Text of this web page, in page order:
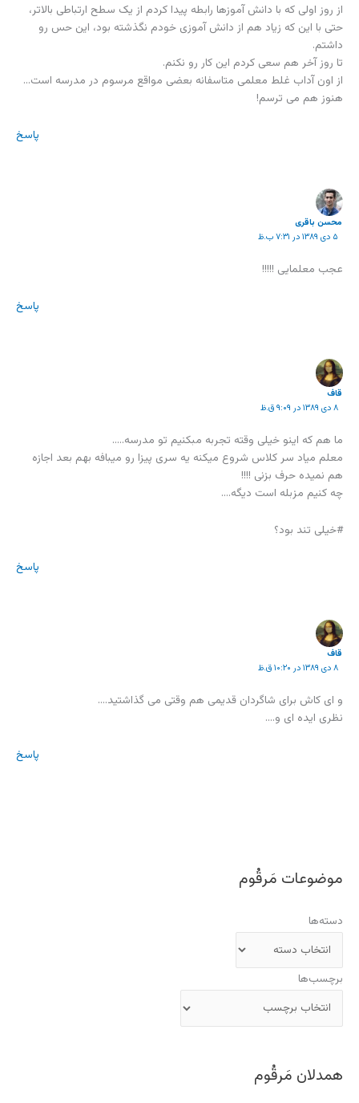
از روز اولی که با دانش آموزها رابطه پیدا کردم از یک سطح ارتباطی بالاتر،
حتی با این که زیاد هم از دانش آموزی خودم نگذشته بود، این حس رو
داشتم.
تا روز آخر هم سعی کردم این کار رو نکنم.
از اون آداب غلط معلمی متاسفانه بعضی مواقع مرسوم در مدرسه است…
هنوز هم می ترسم!
پاسخ
محسن باقری
۵ دی ۱۳۸۹ در ۷:۳۱ ب.ظ
عجب معلمایی !!!!!
پاسخ
قاف
۸ دی ۱۳۸۹ در ۹:۰۹ ق.ظ
ما هم که اینو خیلی وقته تجربه مبکنیم تو مدرسه…..
معلم میاد سر کلاس شروع میکنه یه سری پیزا رو میبافه بهم بعد اجازه
هم نمیده حرف بزنی !!!!
چه کنیم مزبله است دیگه….
#خیلی تند بود؟
پاسخ
قاف
۸ دی ۱۳۸۹ در ۱۰:۲۰ ق.ظ
و ای کاش برای شاگردان قدیمی هم وقتی می گذاشتید….
نظری ایده ای و….
پاسخ
موضوعات مَرقُوم
دسته‌ها
برچسب‌ها
همدلان مَرقُوم